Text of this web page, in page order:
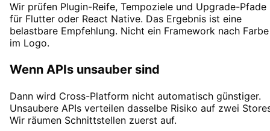
Wir prüfen Plugin-Reife, Tempoziele und Upgrade-Pfade
für Flutter oder React Native. Das Ergebnis ist eine
belastbare Empfehlung. Nicht ein Framework nach Farbe
im Logo.
Wenn APIs unsauber sind
Dann wird Cross-Platform nicht automatisch günstiger.
Unsaubere APIs verteilen dasselbe Risiko auf zwei
Wir räumen Schnittstellen zuerst auf.